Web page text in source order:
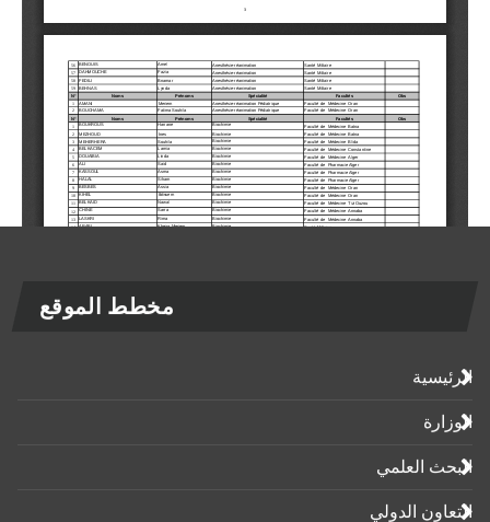
مخطط الموقع
الرئيسية
الوزارة
البحث العلمي
التعاون الدولي